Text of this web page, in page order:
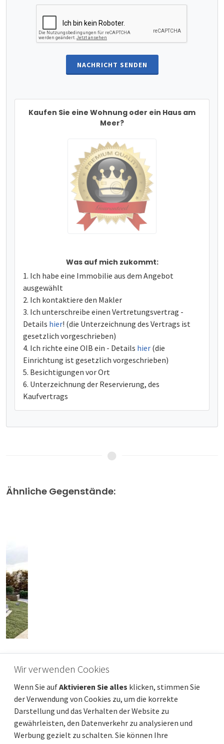
NACHRICHT SENDEN
Kaufen Sie eine Wohnung oder ein Haus am
Meer?
Was auf mich zukommt:
Ich habe eine Immobilie aus dem Angebot
ausgewählt
Ich kontaktiere den Makler
Ich unterschreibe einen Vertretungsvertrag -
Details hier! (die Unterzeichnung des Vertrags ist
gesetzlich vorgeschrieben)
Ich richte eine OIB ein - Details hier (die
Einrichtung ist gesetzlich vorgeschrieben)
Besichtigungen vor Ort
Unterzeichnung der Reservierung, des
Kaufvertrags
Ähnliche Gegenstände:
LOVRAN, ZENTRUM – 80 m² Wohnung in der
Altstadt
Preis Entfernung vom meer
Gesamtfläche
80 m² Gemeindeteil
Lovran
Wir verwenden Cookies
Wenn Sie aufAktivieren Sie alles klicken, stimmen Sie
der Verwendung von Cookies zu, um die korrekte
Darstellung und das Verhalten der Website zu
gewährleisten, den Datenverkehr zu analysieren und
Werbung gezielt zu schalten. Sie können Ihre